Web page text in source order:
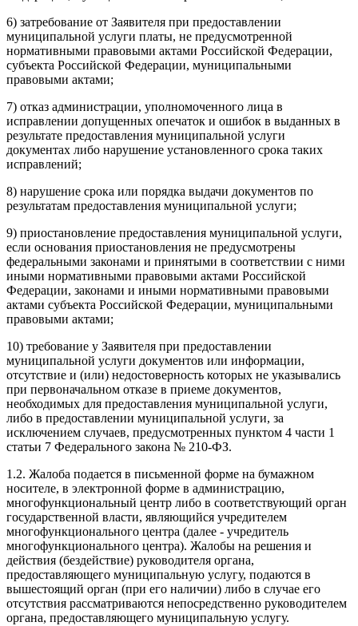
6) затребование от Заявителя при предоставлении
муниципальной услуги платы, не предусмотренной
нормативными правовыми актами Российской Федерации,
субъекта Российской Федерации, муниципальными
правовыми актами;
7) отказ администрации, уполномоченного лица в
исправлении допущенных опечаток и ошибок в выданных в
результате предоставления муниципальной услуги
документах либо нарушение установленного срока таких
исправлений;
8) нарушение срока или порядка выдачи документов по
результатам предоставления муниципальной услуги;
9) приостановление предоставления муниципальной услуги,
если основания приостановления не предусмотрены
федеральными законами и принятыми в соответствии с ними
иными нормативными правовыми актами Российской
Федерации, законами и иными нормативными правовыми
актами субъекта Российской Федерации, муниципальными
правовыми актами;
10) требование у Заявителя при предоставлении
муниципальной услуги документов или информации,
отсутствие и (или) недостоверность которых не указывались
при первоначальном отказе в приеме документов,
необходимых для предоставления муниципальной услуги,
либо в предоставлении муниципальной услуги, за
исключением случаев, предусмотренных пунктом 4 части 1
статьи 7 Федерального закона № 210-ФЗ.
1.2. Жалоба подается в письменной форме на бумажном
носителе, в электронной форме в администрацию,
многофункциональный центр либо в соответствующий орган
государственной власти, являющийся учредителем
многофункционального центра (далее - учредитель
многофункционального центра). Жалобы на решения и
действия (бездействие) руководителя органа,
предоставляющего муниципальную услугу, подаются в
вышестоящий орган (при его наличии) либо в случае его
отсутствия рассматриваются непосредственно руководителем
органа, предоставляющего муниципальную услугу.